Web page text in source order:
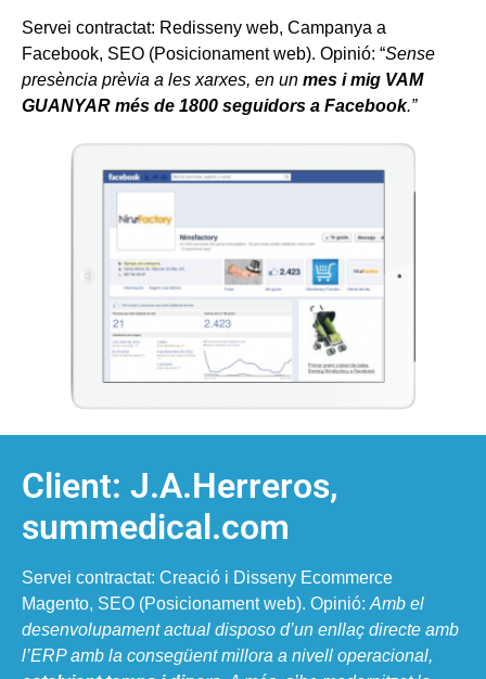
Servei contractat: Redisseny web, Campanya a
Facebook, SEO (Posicionament web). Opinió: “Sense
presència prèvia a les xarxes, en un mes i mig VAM
GUANYAR més de 1800 seguidors a Facebook.”
Client: J.A.Herreros,
summedical.com
Servei contractat: Creació i Disseny Ecommerce
Magento, SEO (Posicionament web). Opinió: Amb el
desenvolupament actual disposo d’un enllaç directe amb
l’ERP amb la consegüent millora a nivell operacional,